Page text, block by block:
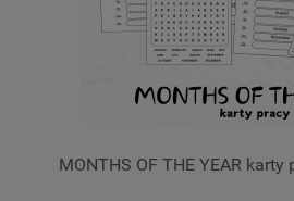
MONTHS OF THE YEAR karty